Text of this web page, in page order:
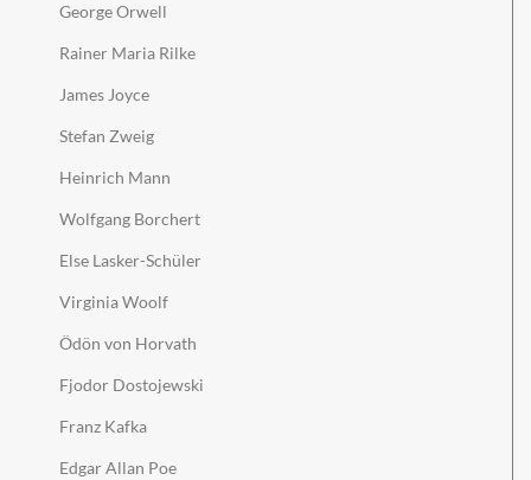
George Orwell
Rainer Maria Rilke
James Joyce
Stefan Zweig
Heinrich Mann
Wolfgang Borchert
Else Lasker-Schüler
Virginia Woolf
Ödön von Horvath
Fjodor Dostojewski
Franz Kafka
Edgar Allan Poe